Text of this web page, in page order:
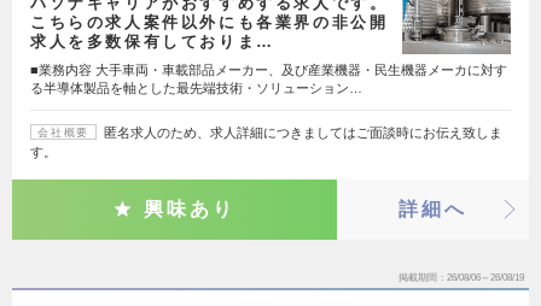
こちらの求人案件以外にも各業界の非公開
求人を多数保有しておりま…
■業務内容 大手車両・車載部品メーカー、及び産業機器・民生機器メーカに対す
る半導体製品を軸とした最先端技術・ソリューション…
会社概要
匿名求人のため、求人詳細につきましてはご面談時にお伝え致しま
す。
興味あり 詳細へ
掲載期間 26/08/06～26/08/19